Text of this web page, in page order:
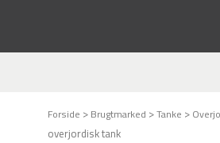
Forside > Brugtmarked >Tanke >
overjordisk tank